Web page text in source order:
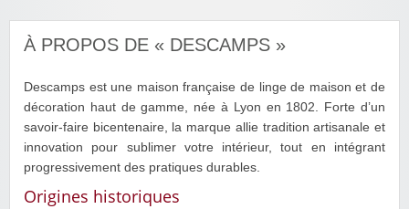
À PROPOS DE « DESCAMPS »
Descamps est une maison française de linge de maison et de
décoration haut de gamme, née à Lyon en 1802. Forte d’un
savoir-faire bicentenaire, la marque allie tradition artisanale et
innovation pour sublimer votre intérieur, tout en intégrant
progressivement des pratiques durables.
Origines historiques